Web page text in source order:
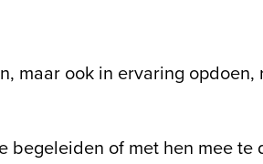
maar ook in ervaring
begeleiden of met hen mee